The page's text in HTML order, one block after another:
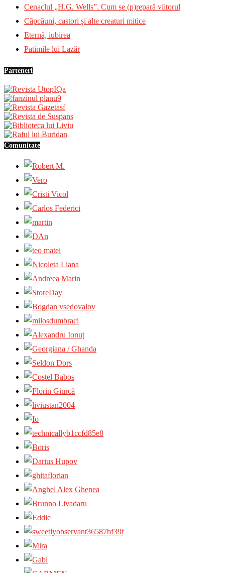
Cenaclul „H.G. Wells”. Cum se (p)repară viitorul
Căpcăuni, castori și alte creaturi mitice
Eternă, iubirea
Patimile lui Lazăr
Parteneri
Comunitate